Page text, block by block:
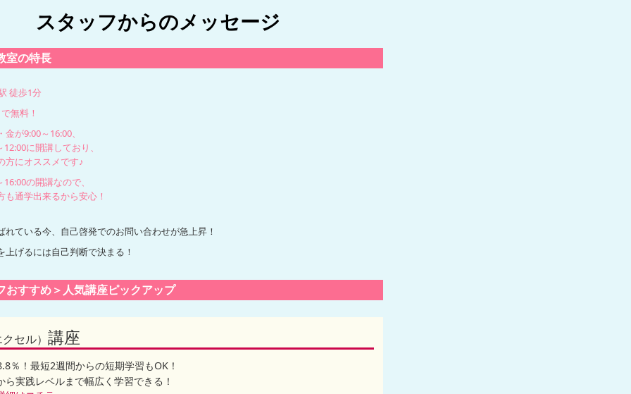
スタッフからのメッセージ
室の特長
徒歩1分
無料！
が9:00～16:00、
に開講しており、
にオススメです♪
の開講なので、
通学出来るから安心！
れている今、自己啓発でのお問い合わせが急上昇！
上げるには自己判断で決まる！
おすすめ＞人気講座ピックアップ
セル） 講座
％！最短2週間からの短期学習もOK！
ら実践レベルまで幅広く学習できる！